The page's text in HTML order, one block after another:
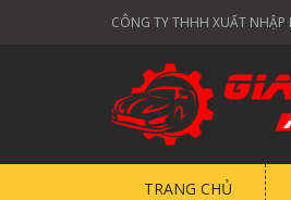
CÔNG TY THHH XUẤT
TRANG CHỦ